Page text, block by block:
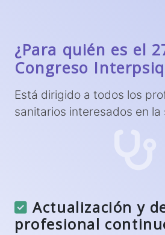
¿Para quién es el
Congreso
Está dirigido a todos los
sanitarios interesados en la
Actualización y
profesional